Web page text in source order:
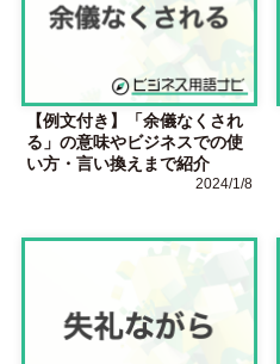
【例文付き】「余儀なくされ
る」の意味やビジネスでの使
い方・言い換えまで紹介
2024/1/8